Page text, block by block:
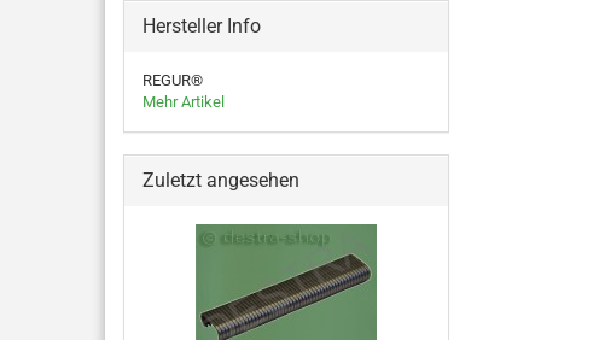
Hersteller Info
REGUR®
Mehr Artikel
Zuletzt angesehen